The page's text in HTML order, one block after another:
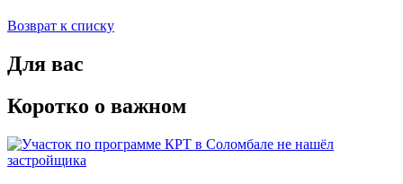
Возврат к списку
Для вас
Коротко о важном